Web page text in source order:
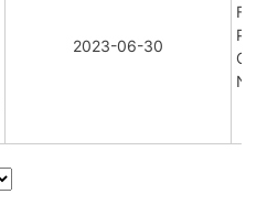
2023-06-30
Final